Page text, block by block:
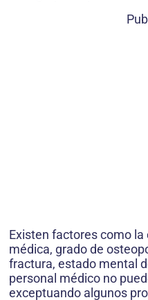
Existen factores como la
médica, grado de
fractura, estado mental
personal médico no
exceptuando algunos